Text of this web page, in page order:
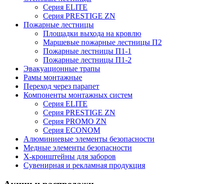
Серия ELITE
Серия PRESTIGE ZN
Пожарные лестницы
Площадки выхода на кровлю
Маршевые пожарные лестницы П2
Пожарные лестницы П1-1
Пожарные лестницы П1-2
Эвакуационные трапы
Рамы монтажные
Переход через парапет
Компоненты монтажных систем
Серия ELITE
Серия PRESTIGE ZN
Серия PROMO ZN
Серия ECONOM
Алюминиевые элементы безопасности
Медные элементы безопасности
X-кронштейны для заборов
Сувенирная и рекламная продукция